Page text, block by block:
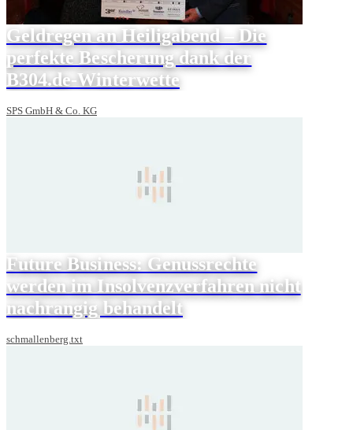
Geldregen an Heiligabend – Die
perfekte Bescherung dank der
B304.de-Winterwette
SPS GmbH & Co. KG
Future Business: Genussrechte
werden im Insolvenzverfahren nicht
nachrangig behandelt
schmallenberg.txt